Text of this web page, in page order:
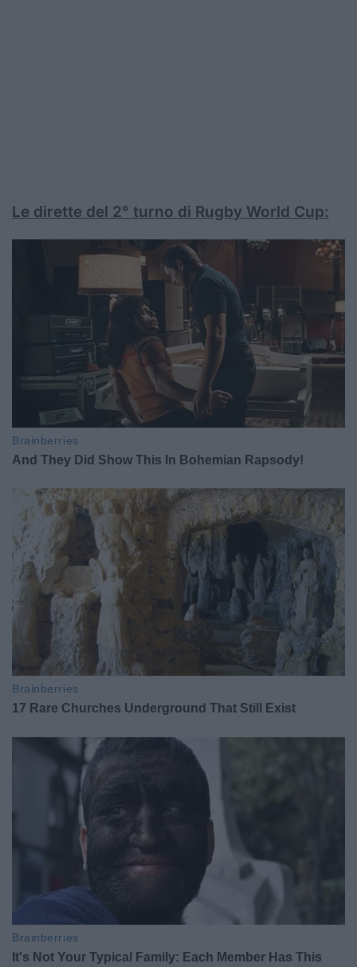
Le dirette del 2° turno di Rugby World Cup: